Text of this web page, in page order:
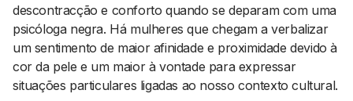
descontracção e conforto quando se deparam com uma
psicóloga negra. Há mulheres que chegam a verbalizar
um sentimento de maior afinidade e proximidade devido à
cor da pele e um maior à vontade para expressar
situações particulares ligadas ao nosso contexto cultural.